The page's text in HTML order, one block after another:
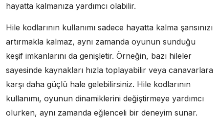
hayatta kalmanıza yardımcı olabilir.
Hile kodlarının kullanımı sadece hayatta kalma şansınızı
artırmakla kalmaz, aynı zamanda oyunun sunduğu
keşif imkanlarını da genişletir. Örneğin, bazı hileler
sayesinde kaynakları hızla toplayabilir veya canavarlara
karşı daha güçlü hale gelebilirsiniz. Hile kodlarının
kullanımı, oyunun dinamiklerini değiştirmeye yardımcı
olurken, aynı zamanda eğlenceli bir deneyim sunar.